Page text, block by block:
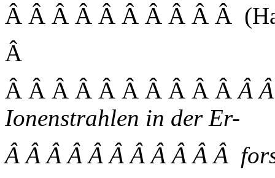
Â Â Â Â Â Â Â Â Â Â
Â
Â Â Â Â Â Â Â Â Â ÂÂ
Ionenstrahlen in der Er-
Â Â Â Â Â Â Â Â Â Â Â